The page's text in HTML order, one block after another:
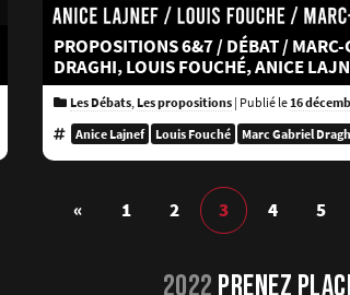
PROPOSITIONS 6&7 / DÉBAT / MARC-
DRAGHI, LOUIS FOUCHÉ, ANICE
Les Débats, Les propositions| Publié le16
Anice Lajnef Louis Fouché Marc Gabriel
«Publications
1 2 3 4 5
2022 PRENEZ